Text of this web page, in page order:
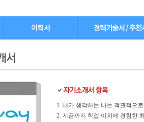
1. 내가 생각하는 나는 객관적으
2. 지금까지 학업 이외에 경험한